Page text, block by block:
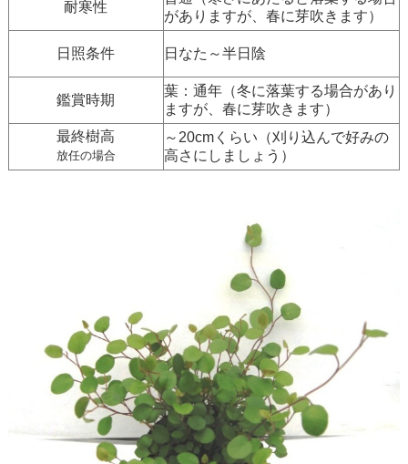
耐寒性
がありますが、春に芽吹きます）
日照条件 日なた～半日陰
鑑賞時期
葉：通年（冬に落葉する場合があり
ますが、春に芽吹きます）
最終樹高
放任の場合
～20cmくらい（刈り込んで好みの
高さにしましょう）